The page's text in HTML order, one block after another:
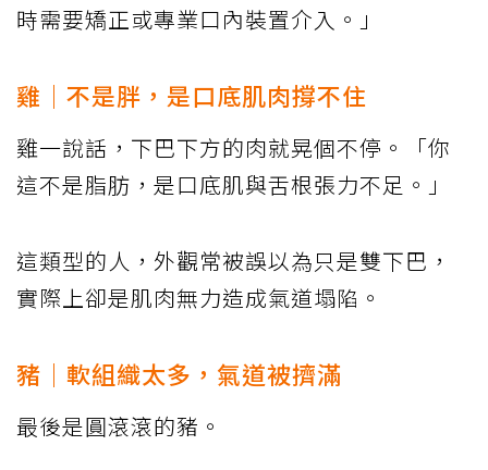
時需要矯正或專業口內裝置介入。」
雞｜不是胖，是口底肌肉撐不住
雞一說話，下巴下方的肉就晃個不停。「你
這不是脂肪，是口底肌與舌根張力不足。」
這類型的人，外觀常被誤以為只是雙下巴，
實際上卻是肌肉無力造成氣道塌陷。
豬｜軟組織太多，氣道被擠滿
最後是圓滾滾的豬。